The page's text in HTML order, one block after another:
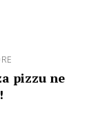
pizzu ne